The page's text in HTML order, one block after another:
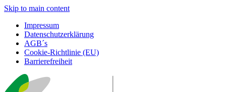
Skip to main content
Impressum
Datenschutzerklärung
AGB´s
Cookie-Richtlinie (EU)
Barrierefreiheit